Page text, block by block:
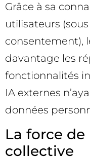
Grâce à sa
utilisateurs
consentement),
davantage les
fonctionnalités
IA externes
données
La force de
collective